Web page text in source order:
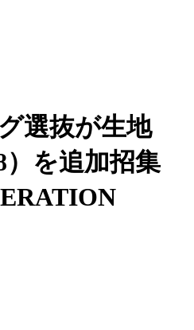
選抜が生地
）を追加招集